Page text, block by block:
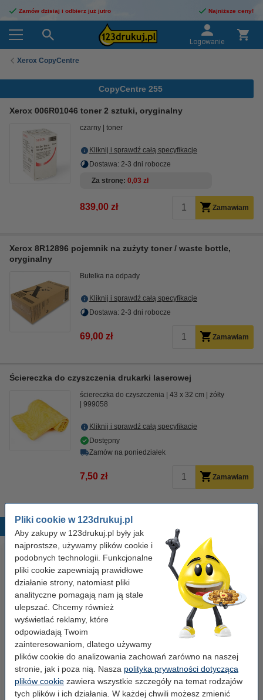
Pliki cookie w 123drukuj.pl
Aby zakupy w 123drukuj.pl były jak
najprostsze, używamy plików cookie i
podobnych technologii. Funkcjonalne
pliki cookie zapewniają prawidłowe
działanie strony, natomiast pliki
analityczne pomagają nam ją stale
ulepszać. Chcemy również
wyświetlać reklamy, które
odpowiadają Twoim
zainteresowaniom, dlatego używamy
plików cookie do analizowania zachowań zarówno na naszej
stronie, jak i poza nią. Nasza polityka prywatności dotycząca
plików cookie zawiera wszystkie szczegóły na temat rodzajów
tych plików i ich działania. W każdej chwili możesz zmienić
Zamów dzisiaj i odbierz już jutro Najniższe ceny!
Logowanie
Xerox CopyCentre
CopyCentre 255
Xerox 006R01046 toner 2 sztuki, oryginalny
czarny toner
Kliknij i sprawdź całą specyfikacje
Dostawa: 2-3 dni robocze
Za stronę 0,03 zł
839,00 zł Zamawiam
Xerox 8R12896 pojemnik na zużyty toner / waste bottle,
oryginalny
Butelka na odpady
Kliknij i sprawdź całą specyfikacje
Dostawa: 2-3 dni robocze
69,00 zł Zamawiam
Ściereczka do czyszczenia drukarki laserowej
ściereczka do czyszczenia 43 x 32 cm
żółty
999058
Kliknij i sprawdź całą specyfikacje
Dostępny
Zamów na poniedziałek
7,50 zł Zamawiam
Popularne produkty
Papier ksero A4 80 g/m2 (500
szt.), 123drukuj
23,00 zł z VAT
Papier ksero A4 80 g/m2 (2500
110,00 zł z VAT